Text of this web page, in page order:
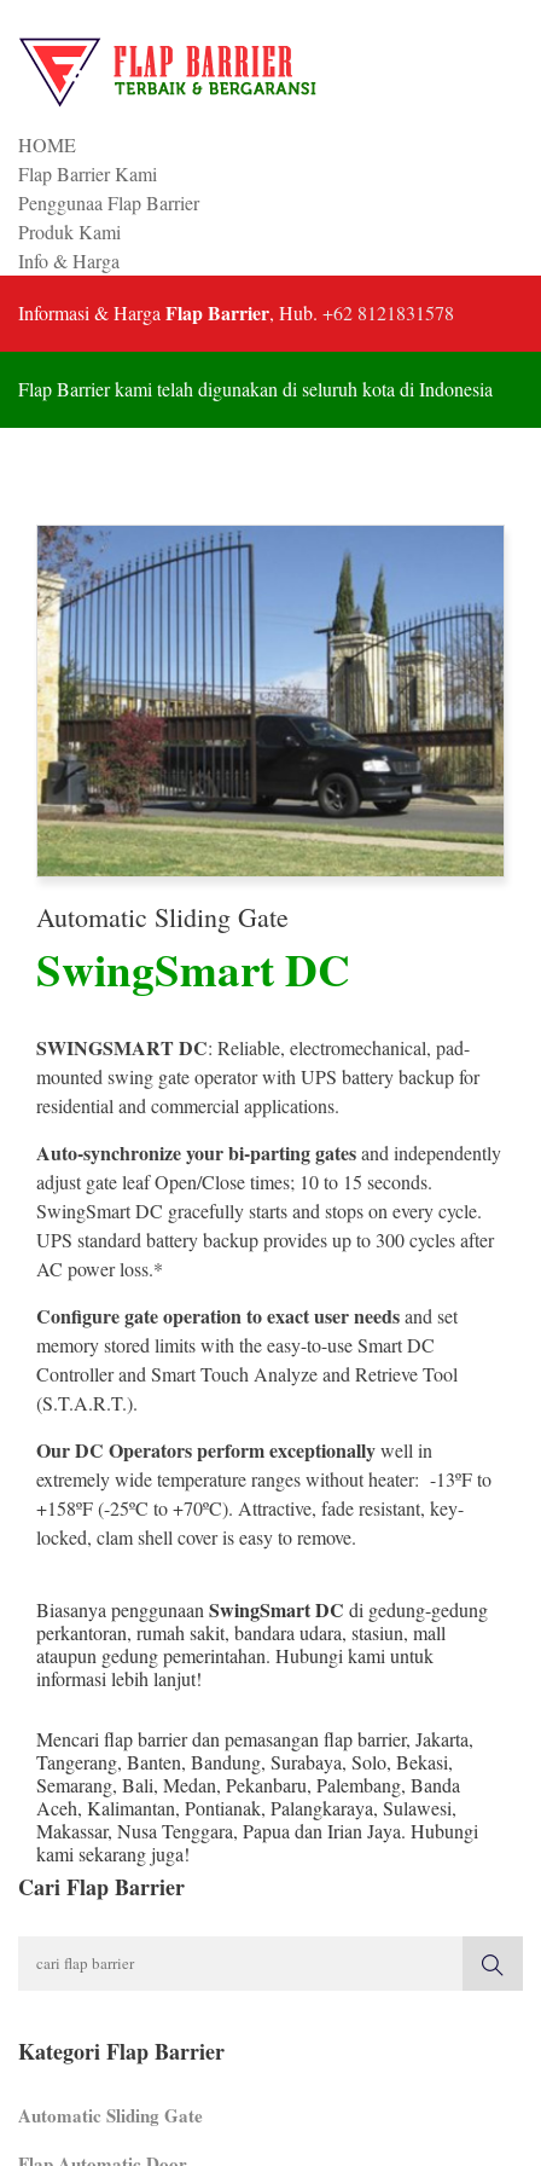
HOME
Flap Barrier Kami
Penggunaa Flap Barrier
Produk Kami
Info & Harga
Informasi & Harga Flap Barrier, Hub. +62 8121831578
Flap Barrier kami telah digunakan di seluruh kota di Indonesia
Automatic Sliding Gate
SwingSmart DC
SWINGSMART DC: Reliable, electromechanical, pad-
mounted swing gate operator with UPS battery backup for
residential and commercial applications.
Auto-synchronize your bi-parting gatesand independently
adjust gate leaf Open/Close times; 10 to 15 seconds.
SwingSmart DC gracefully starts and stops on every cycle.
UPS standard battery backup provides up to 300 cycles after
AC power loss.*
Configure gate operation to exact user needsand set
memory stored limits with the easy-to-use Smart DC
Controller and Smart Touch Analyze and Retrieve Tool
(S.T.A.R.T.).
Our DC Operators perform exceptionallywell in
extremely wide temperature ranges without heater: -13ºF to
+158ºF (-25ºC to +70ºC). Attractive, fade resistant, key-
locked, clam shell cover is easy to remove.
Biasanya penggunaan SwingSmart DC di gedung-gedung
perkantoran, rumah sakit, bandara udara, stasiun, mall
ataupun gedung pemerintahan. Hubungi kami untuk
informasi lebih lanjut!
Mencari flap barrier dan pemasangan flap barrier, Jakarta,
Tangerang, Banten, Bandung, Surabaya, Solo, Bekasi,
Semarang, Bali, Medan, Pekanbaru, Palembang, Banda
Aceh, Kalimantan, Pontianak, Palangkaraya, Sulawesi,
Makassar, Nusa Tenggara, Papua dan Irian Jaya. Hubungi
kami sekarang juga!
Cari Flap Barrier
Kategori Flap Barrier
Automatic Sliding Gate